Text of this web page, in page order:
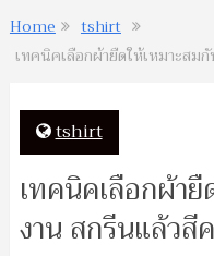
Home
tshirt
เทคนิคเลือกผ้ายืดให้เหมาะสม
tshirt
เทคนิคเลือกผ้ายื
งาน สกรีนแล้วสี